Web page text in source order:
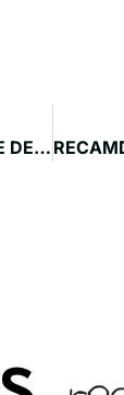
ADIMAN DISPONE DE UN SERVICIO DE INFORMACIÓN SOBRE LA SITUACIÓN SOCIAL Y ECONÓMICA EN LA MANCHUELA CONQUENSE